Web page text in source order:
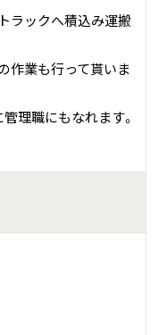
。
、事故や災害を防ぐ
取得を促しておりま
にとても重要です。
い、顧客満足度アッ
仕事をする事です。
ラックへ積込み運搬
作業も行って貰いま
理職にもなれます。